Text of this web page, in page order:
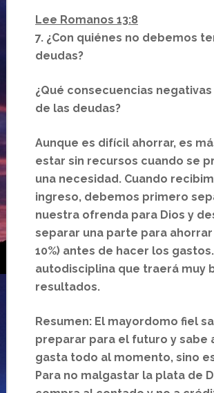
Lee Romanos 13:8
7. ¿Con quiénes no debemos
deudas?
¿Qué consecuencias
de las deudas?
Aunque es difícil ahorrar, es
estar sin recursos cuando se
una necesidad. Cuando
ingreso, debemos primero
nuestra ofrenda para Dios y
separar una parte para
10%) antes de hacer los
autodisciplina que traerá muy
resultados.
Resumen: El mayordomo fiel
preparar para el futuro y sabe
gasta todo al momento, sino
Para no malgastar la plata de